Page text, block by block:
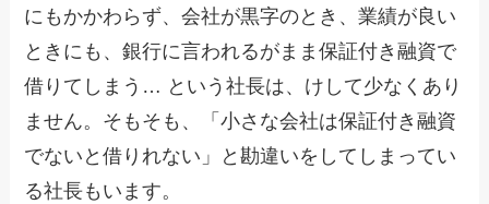
にもかかわらず、会社が黒字のとき、業績が良い
ときにも、銀行に言われるがまま保証付き融資で
借りてしまう… という社長は、けして少なくあり
ません。そもそも、「小さな会社は保証付き融資
でないと借りれない」と勘違いをしてしまってい
る社長もいます。